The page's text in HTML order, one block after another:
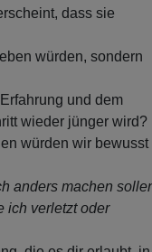
dass sie
würden, sondern
und dem
wieder jünger wird?
würden wir bewusst
anders machen
ich verletzt oder